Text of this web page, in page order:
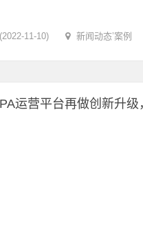
11-10) 新闻动态’案例
运营平台再做创新升